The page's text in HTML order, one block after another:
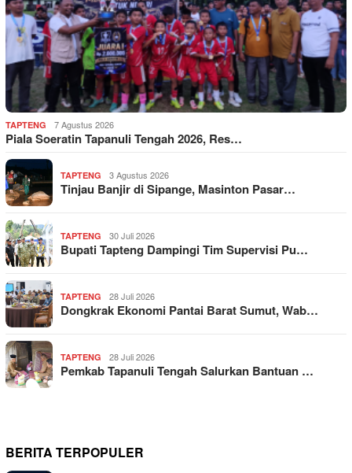
TAPTENG 7 Agustus 2026
Piala Soeratin Tapanuli Tengah 2026, Res…
TAPTENG 3 Agustus 2026
Tinjau Banjir di Sipange, Masinton Pasar…
TAPTENG 30 Juli 2026
Bupati Tapteng Dampingi Tim Supervisi Pu…
TAPTENG 28 Juli 2026
Dongkrak Ekonomi Pantai Barat Sumut, Wab…
TAPTENG 28 Juli 2026
Pemkab Tapanuli Tengah Salurkan Bantuan …
BERITA TERPOPULER